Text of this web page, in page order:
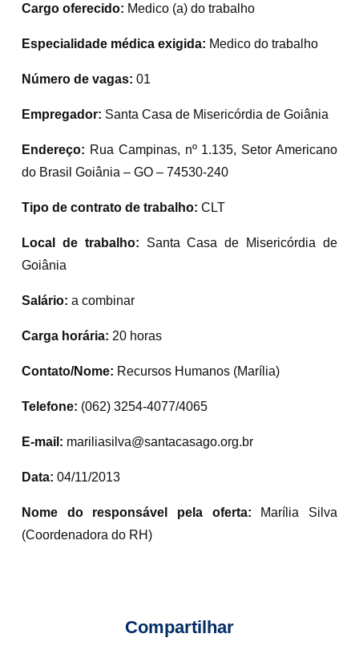
Cargo oferecido: Medico (a) do trabalho
Especialidade médica exigida: Medico do trabalho
Número de vagas: 01
Empregador: Santa Casa de Misericórdia de Goiânia
Endereço: Rua Campinas, nº 1.135, Setor Americano
do Brasil Goiânia – GO – 74530-240
Tipo de contrato de trabalho: CLT
Local de trabalho: Santa Casa de Misericórdia de
Goiânia
Salário: a combinar
Carga horária: 20 horas
Contato/Nome: Recursos Humanos (Marília)
Telefone: (062) 3254-4077/4065
E-mail: mariliasilva@santacasago.org.br
Data: 04/11/2013
Nome do responsável pela oferta: Marília Silva
(Coordenadora do RH)
Compartilhar